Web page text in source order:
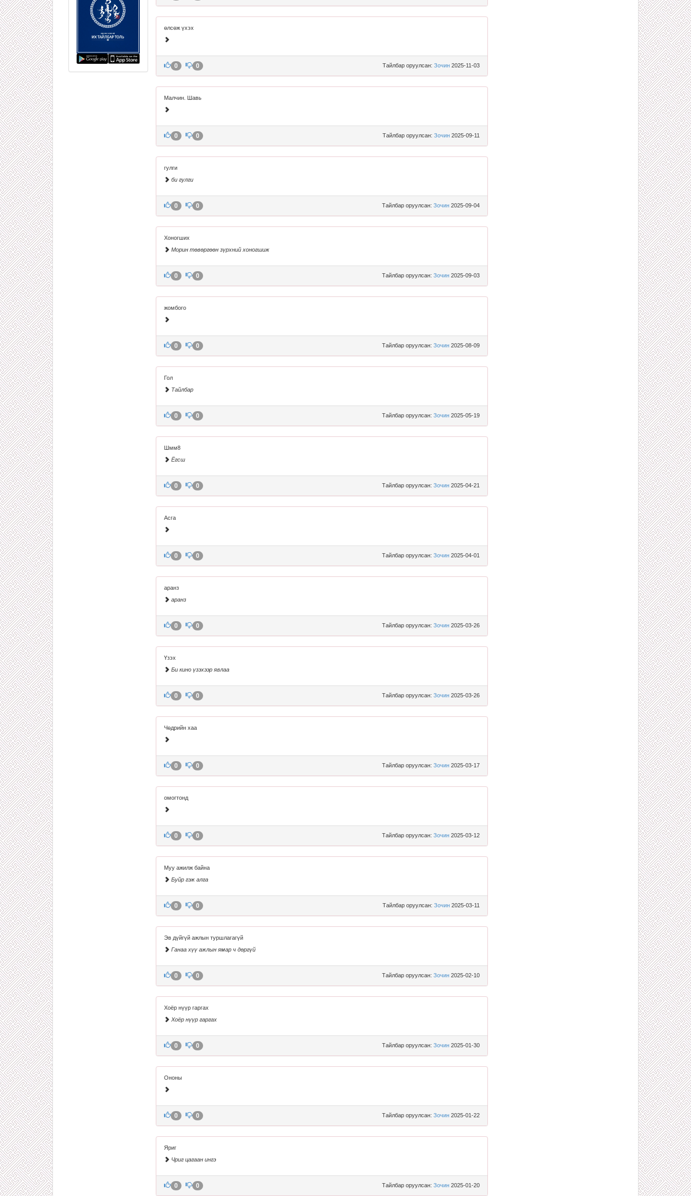
өлсөж үхэх
Тайлбар оруулсан: Зочин 2025-11-03
0 0
Малчин. Шавь
Тайлбар оруулсан: Зочин 2025-09-11
0 0
гулги
би гулги
Тайлбар оруулсан: Зочин 2025-09-04
0 0
Хоногших
Морин төвөргөөн зүрхний хоногшиж
Тайлбар оруулсан: Зочин 2025-09-03
0 0
жомбого
Тайлбар оруулсан: Зочин 2025-08-09
0 0
Гол
Тайлбар
Тайлбар оруулсан: Зочин 2025-05-19
0 0
Шмм8
Ёгсш
Тайлбар оруулсан: Зочин 2025-04-21
0 0
Асга
Тайлбар оруулсан: Зочин 2025-04-01
0 0
аранз
аранз
Тайлбар оруулсан: Зочин 2025-03-26
0 0
Үзэх
Би кино үзэхээр явлаа
Тайлбар оруулсан: Зочин 2025-03-26
0 0
Чөдрийн хаа
Тайлбар оруулсан: Зочин 2025-03-17
0 0
омогтонд
Тайлбар оруулсан: Зочин 2025-03-12
0 0
Муу ажилж байна
Буйр гэж алга
Тайлбар оруулсан: Зочин 2025-03-11
0 0
Эв дүйгүй ажлын туршлагагүй
Ганаа хүү ажлын ямар ч дөргүй
Тайлбар оруулсан: Зочин 2025-02-10
0 0
Хоёр нүүр гаргах
Хоёр нүүр гаргах
Тайлбар оруулсан: Зочин 2025-01-30
0 0
Ононы
Тайлбар оруулсан: Зочин 2025-01-22
0 0
Яриг
Чриг цагаан ингэ
Тайлбар оруулсан: Зочин 2025-01-20
0 0